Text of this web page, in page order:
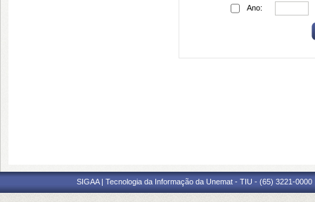
Ano:
SIGAA | Tecnologia da Informação da Unemat - TIU - (65) 3221-